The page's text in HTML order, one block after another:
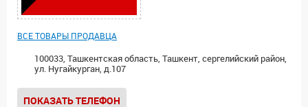
ВСЕ ТОВАРЫ ПРОДАВЦА
100033, Ташкентская область, Ташкент, сергелийский район,
ул. Нугайкурган, д.107
ПОКАЗАТЬ ТЕЛЕФОН